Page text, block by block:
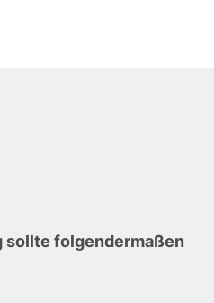
sollte folgendermaßen